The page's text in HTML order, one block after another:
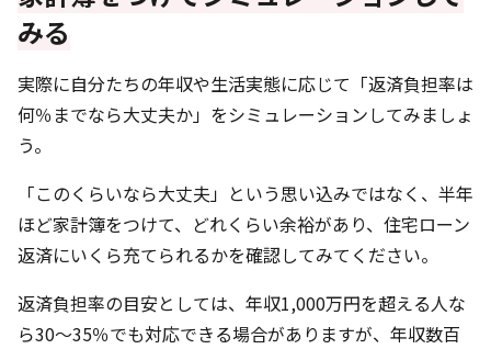
みる
実際に自分たちの年収や生活実態に応じて「返済負担率は
何％までなら大丈夫か」をシミュレーションしてみましょ
う。
「このくらいなら大丈夫」という思い込みではなく、半年
ほど家計簿をつけて、どれくらい余裕があり、住宅ローン
返済にいくら充てられるかを確認してみてください。
返済負担率の目安としては、年収1,000万円を超える人な
ら30～35％でも対応できる場合がありますが、年収数百